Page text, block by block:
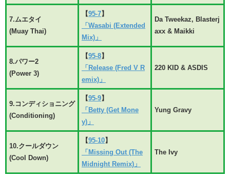
7.ムエタイ
(Muay Thai)
【95-7】
「Wasabi (Extended
Mix)」
Da Tweekaz, Blasterj
axx & Maikki
8.パワー2
(Power 3)
【95-8】
「Release (Fred V R
emix)」
220 KID & ASDIS
9.コンディショニング
(Conditioning)
【95-9】
「Betty (Get Mone
y)」
Yung Gravy
10.クールダウン
(Cool Down)
【95-10】
「Missing Out (The
Midnight Remix)」
The Ivy